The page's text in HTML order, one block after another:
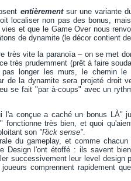
entièrementsur une variante
localiser non pas des bonus,
et que le Game Over nous
de dynamite (le décor contient
très vite la paranoïa – on se met
très prudemment (prêt à faire
longer les murs, le chemin le
de la dynamite sera projeté droit
se fait "par à-coups" avec un
l'a conçue a caché un bonus LÀ"
très bien, et quoi
son "Rick sense".
du gameplay, et comme
Design l'ont étoffé : ils savent
successivement leur level design
comprennent rapidement